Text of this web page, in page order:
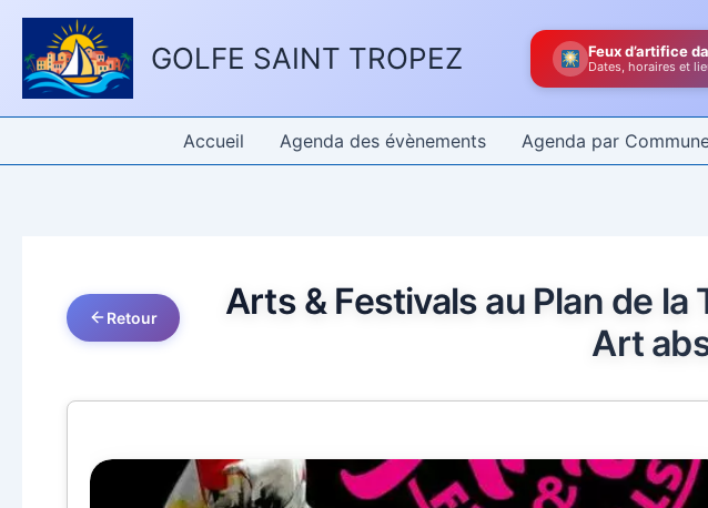
Panneau de gestion des cookies
Aller
contenu
GOLFE SAINT TROPEZ Feux d’artifice
Dates, horaires et
Accueil Agenda des évènements Agenda par
Retour
Arts & Festivals au Plan de la
Art